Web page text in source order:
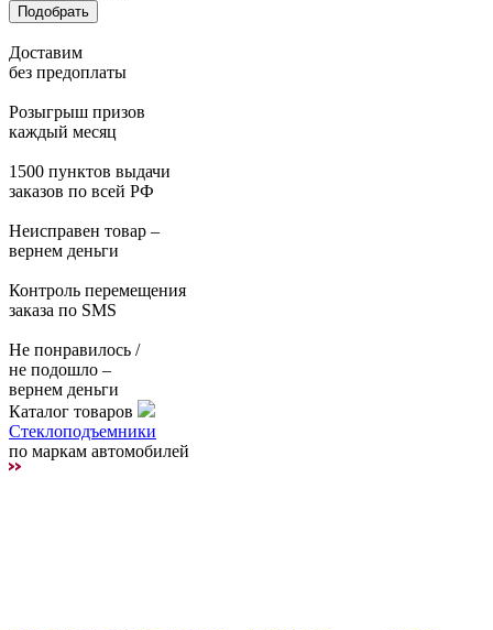
Подобрать
Доставим
без предоплаты
Розыгрыш призов
каждый месяц
1500 пунктов выдачи
заказов по всей РФ
Неисправен товар –
вернем деньги
Контроль перемещения
заказа по SMS
Не понравилось /
не подошло –
вернем деньги
Каталог товаров
Стеклоподъемники
по маркам автомобилей